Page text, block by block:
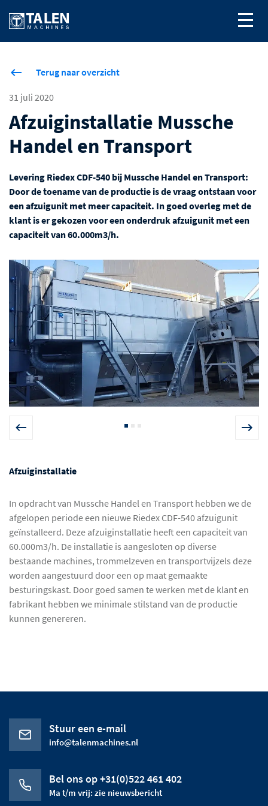
Terug naar overzicht
31 juli 2020
Afzuiginstallatie Mussche
Handel en Transport
Levering Riedex CDF-540 bij Mussche Handel en Transport:
Door de toename van de productie is de vraag ontstaan voor
een afzuigunit met meer capaciteit. In goed overleg met de
klant is er gekozen voor een onderdruk afzuigunit met een
capaciteit van 60.000m3/h.
Afzuiginstallatie
In opdracht van Mussche Handel en Transport hebben we de
afgelopen periode een nieuwe Riedex CDF-540 afzuigunit
geïnstalleerd. Deze afzuiginstallatie heeft een capaciteit van
60.000m3/h. De installatie is aangesloten op diverse
bestaande machines, trommelzeven en transportvijzels deze
worden aangestuurd door een op maat gemaakte
besturingskast. Door goed samen te werken met de klant en
fabrikant hebben we minimale stilstand van de productie
kunnen genereren.
Stuur een e-mail
info@talenmachines.nl
Bel ons op +31(0)522 461 402
Ma t/m vrij: zie nieuwsbericht